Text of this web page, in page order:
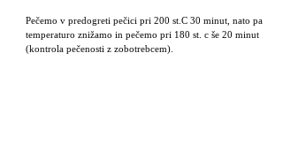
Pečemo v predogreti pečici pri 200 st.C 30 minut, nato pa
temperaturo znižamo in pečemo pri 180 st. c še 20 minut
(kontrola pečenosti z zobotrebcem).